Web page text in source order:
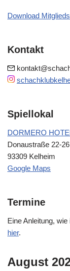
Download
Kontakt
Spiellokal
DORMERO
Donaustraße 22-26
93309 Kelheim
Google Maps
Termine
Eine Anleitung,
hier.
August